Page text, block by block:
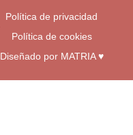
Política de privacidad
Política de cookies
Diseñado por MATRIA ♥